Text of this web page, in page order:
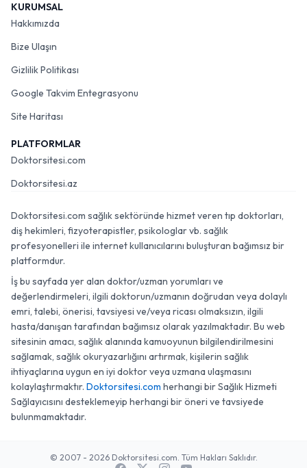
KURUMSAL
Hakkımızda
Bize Ulaşın
Gizlilik Politikası
Google Takvim Entegrasyonu
Site Haritası
PLATFORMLAR
Doktorsitesi.com
Doktorsitesi.az
Doktorsitesi.com sağlık sektöründe hizmet veren tıp doktorları,
diş hekimleri, fizyoterapistler, psikologlar vb. sağlık
profesyonelleri ile internet kullanıcılarını buluşturan bağımsız bir
platformdur.
İş bu sayfada yer alan doktor/uzman yorumları ve
değerlendirmeleri, ilgili doktorun/uzmanın doğrudan veya dolaylı
emri, talebi, önerisi, tavsiyesi ve/veya ricası olmaksızın, ilgili
hasta/danışan tarafından bağımsız olarak yazılmaktadır. Bu web
sitesinin amacı, sağlık alanında kamuoyunun bilgilendirilmesini
sağlamak, sağlık okuryazarlığını artırmak, kişilerin sağlık
ihtiyaçlarına uygun en iyi doktor veya uzmana ulaşmasını
kolaylaştırmaktır. Doktorsitesi.com herhangi bir Sağlık Hizmeti
Sağlayıcısını desteklemeyip herhangi bir öneri ve tavsiyede
bulunmamaktadır.
© 2007 - 2026 Doktorsitesi.com. Tüm Hakları Saklıdır.